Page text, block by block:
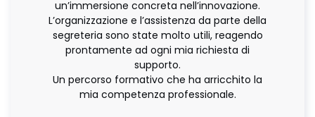
un’immersione concreta nell’innovazione.
L’organizzazione e l’assistenza da parte della
segreteria sono state molto utili, reagendo
prontamente ad ogni mia richiesta di
supporto.
Un percorso formativo che ha arricchito la
mia competenza professionale.